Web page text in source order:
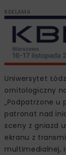
REKLAMA
Uniwersytet
ornitologiczny
„Podpatrzone u
patronat nad
sceny z gniazd
ekranu z
multimedialnej,